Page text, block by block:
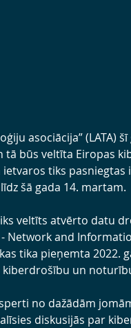
asociācija” (LATA)
tā būs veltīta Eiropas
tiks pasniegtas
šā gada 14. martam.
veltīts atvērto datu
Network and
tika pieņemta 2022.
un
no dažādām
diskusijās par